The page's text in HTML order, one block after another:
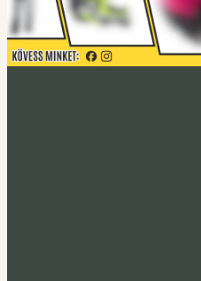
Acerbis akció
Fedezd fel